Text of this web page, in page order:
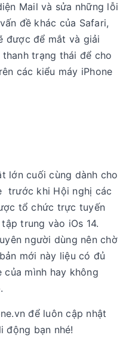
Mail và sửa những lỗi
đề khác của Safari,
được để mắt và giải
trạng thái để cho
các kiểu máy iPhone
lớn cuối cùng dành cho
trước khi Hội nghị các
tổ chức trực tuyến
trung vào iOs 14.
người dùng nên chờ
mới này liệu có đủ
của mình hay không
để luôn cập nhật
động bạn nhé!